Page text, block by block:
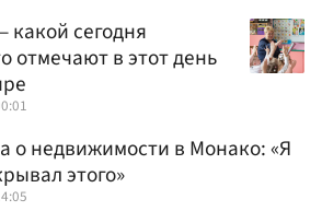
какой сегодня
отмечают в этот день
о недвижимости в Монако: «Я
этого»